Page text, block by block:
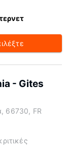
- Gites
66730, FR